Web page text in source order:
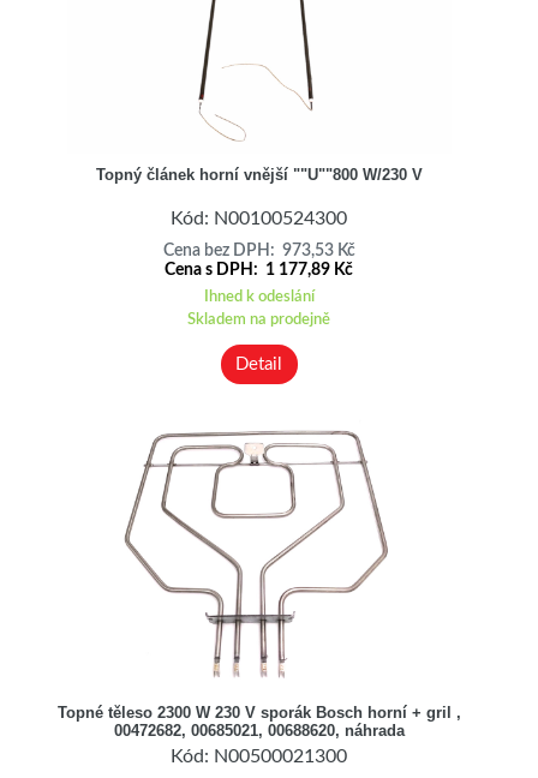
Topný článek horní vnější ""U""800 W/230 V
Kód: N00100524300
Cena bez DPH: 973,53 Kč
Cena s DPH: 1 177,89 Kč
Ihned k odeslání
Skladem na prodejně
Detail
Topné těleso 2300 W 230 V sporák Bosch horní + gril ,
00472682, 00685021, 00688620, náhrada
Kód: N00500021300